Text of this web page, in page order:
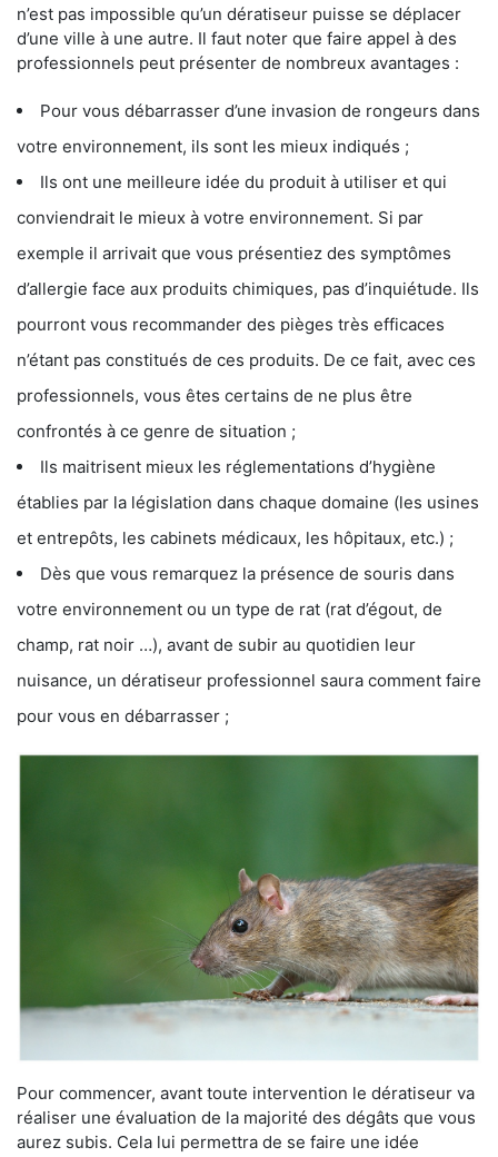
n’est pas impossible qu’un dératiseur puisse se déplacer
d’une ville à une autre. Il faut noter que faire appel à des
professionnels peut présenter de nombreux avantages :
Pour vous débarrasser d’une invasion de rongeurs dans
votre environnement, ils sont les mieux indiqués ;
Ils ont une meilleure idée du produit à utiliser et qui
conviendrait le mieux à votre environnement. Si par
exemple il arrivait que vous présentiez des symptômes
d’allergie face aux produits chimiques, pas d’inquiétude. Ils
pourront vous recommander des pièges très efficaces
n’étant pas constitués de ces produits. De ce fait, avec ces
professionnels, vous êtes certains de ne plus être
confrontés à ce genre de situation ;
Ils maitrisent mieux les réglementations d’hygiène
établies par la législation dans chaque domaine (les usines
et entrepôts, les cabinets médicaux, les hôpitaux, etc.) ;
Dès que vous remarquez la présence de souris dans
votre environnement ou un type de rat (rat d’égout, de
champ, rat noir …), avant de subir au quotidien leur
nuisance, un dératiseur professionnel saura comment faire
pour vous en débarrasser ;
Pour commencer, avant toute intervention le dératiseur va
réaliser une évaluation de la majorité des dégâts que vous
aurez subis. Cela lui permettra de se faire une idée